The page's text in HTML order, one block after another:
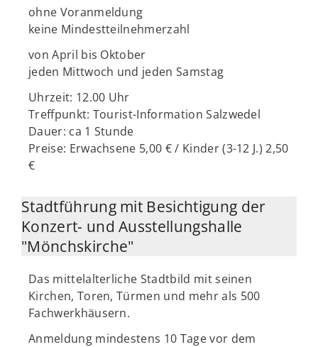
ohne Voranmeldung
keine Mindestteilnehmerzahl
von April bis Oktober
jeden Mittwoch und jeden Samstag
Uhrzeit: 12.00 Uhr
Treffpunkt: Tourist-Information Salzwedel
Dauer: ca 1 Stunde
Preise: Erwachsene 5,00 € / Kinder (3-12 J.) 2,50
€
Stadtführung mit Besichtigung der
Konzert- und Ausstellungshalle
"Mönchskirche"
Das mittelalterliche Stadtbild mit seinen
Kirchen, Toren, Türmen und mehr als 500
Fachwerkhäusern.
Anmeldung mindestens 10 Tage vor dem